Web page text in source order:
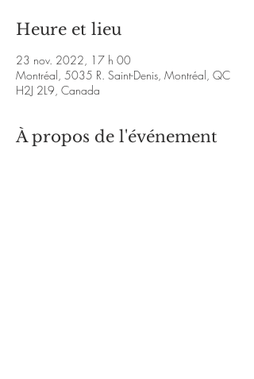
Heure et lieu
23 nov. 2022, 17 h 00
Montréal, 5035 R. Saint-Denis, Montréal, QC
H2J 2L9, Canada
À propos de l'événement